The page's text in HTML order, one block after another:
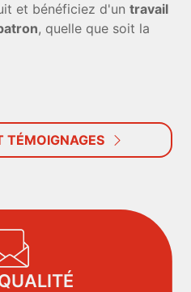
et bénéficiez d'untravail
, quelle que soit la
TÉMOIGNAGES